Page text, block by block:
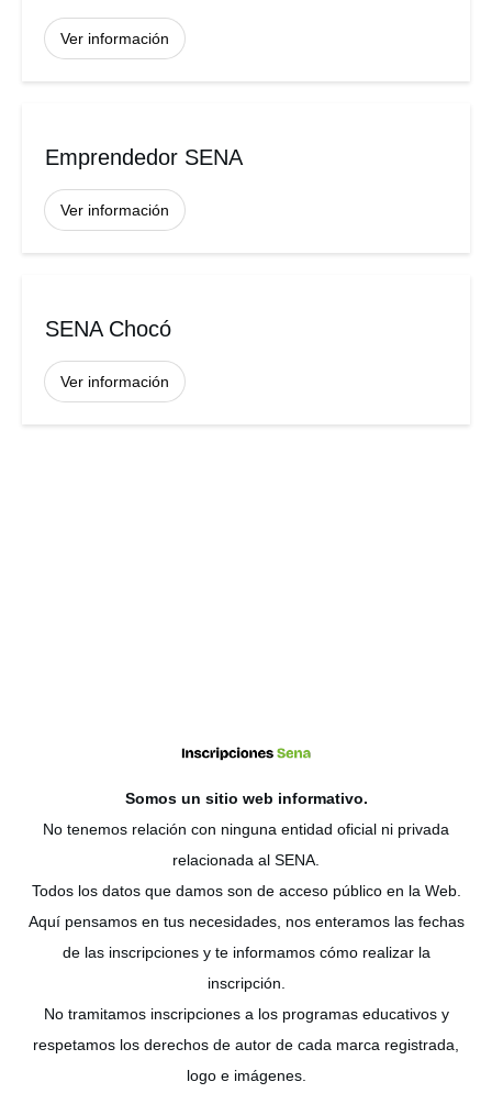
Ver información
Emprendedor SENA
Ver información
SENA Chocó
Ver información
Somos un sitio web informativo.
No tenemos relación con ninguna entidad oficial ni privada
relacionada al SENA.
Todos los datos que damos son de acceso público en la Web.
Aquí pensamos en tus necesidades, nos enteramos las fechas
de las inscripciones y te informamos cómo realizar la
inscripción.
No tramitamos inscripciones a los programas educativos y
respetamos los derechos de autor de cada marca registrada,
logo e imágenes.